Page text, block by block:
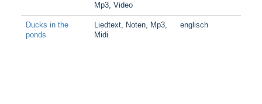
Mp3, Video
Ducks in the
ponds
Liedtext, Noten, Mp3,
Midi
englisch